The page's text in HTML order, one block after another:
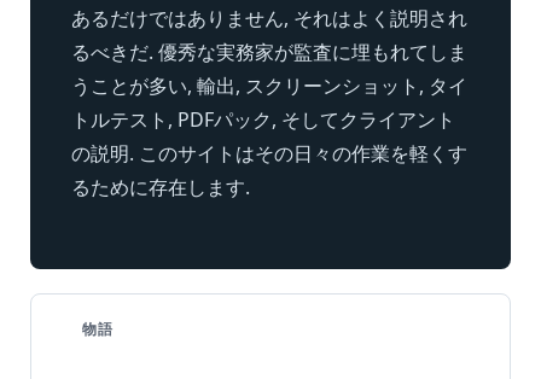
あるだけではありません, それはよく説明され
るべきだ. 優秀な実務家が監査に埋もれてしま
うことが多い, 輸出, スクリーンショット, タイ
トルテスト, PDFパック, そしてクライアント
の説明. このサイトはその日々の作業を軽くす
るために存在します.
物語